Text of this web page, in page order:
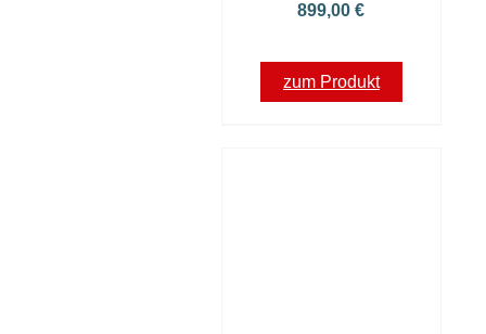
899,00€
zum Produkt